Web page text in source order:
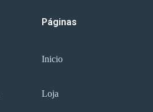
Páginas
Inicio
Loja